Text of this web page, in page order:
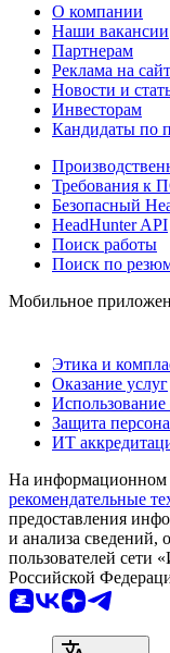
О компании
Наши вакансии
Партнерам
Реклама на
Новости и
Инвесторам
Кандидаты по
Требования к
Безопасный
HeadHunter API
Поиск работы
Поиск по
Мобильное
Этика и
Оказание услуг
Использование
Защита
ИТ
На информационном
рекомендательные
предоставления
и анализа сведений,
пользователей сети
Российской